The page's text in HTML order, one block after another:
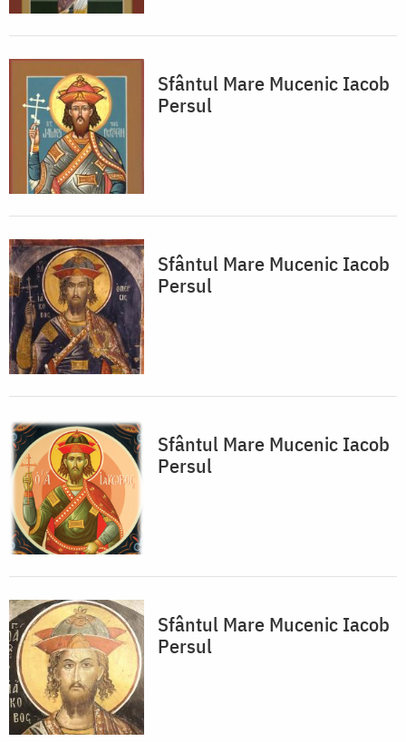
Sfântul Mare Mucenic Iacob
Persul
Sfântul Mare Mucenic Iacob
Persul
Sfântul Mare Mucenic Iacob
Persul
Sfântul Mare Mucenic Iacob
Persul